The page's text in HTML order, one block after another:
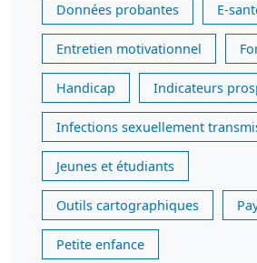
Données probantes E-
Entretien motivationnel
Handicap Indicateurs
Infections sexuellement
Jeunes et étudiants
Outils cartographiques
Petite enfance